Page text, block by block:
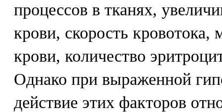
процессов в тканях,
крови, скорость
крови, количество
Однако при выраженной
действие этих факторов